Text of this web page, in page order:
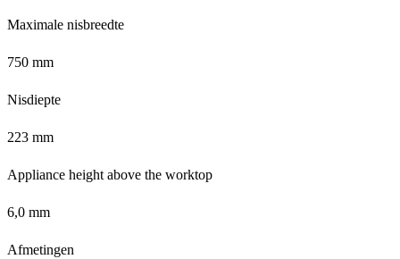
Maximale nisbreedte
750 mm
Nisdiepte
223 mm
Appliance height above the worktop
6,0 mm
Afmetingen